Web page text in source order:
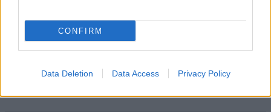
CONFIRM
Data Deletion Data Access Privacy Policy
Συγκινεί η Λένα Παπαληγούρα για την απώλεια
τον σκεφτώ – Μου λείπει πάρα πολύ»